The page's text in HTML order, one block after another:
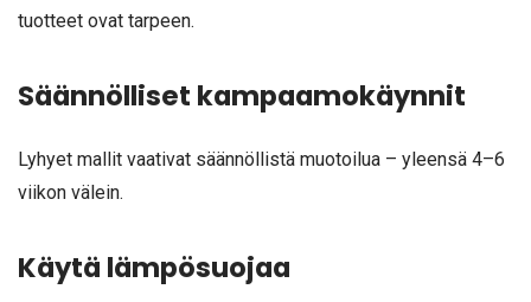
tuotteet ovat tarpeen.
Säännölliset kampaamokäynnit
Lyhyet mallit vaativat säännöllistä muotoilua – yleensä 4–6
viikon välein.
Käytä lämpösuojaa